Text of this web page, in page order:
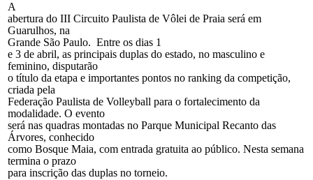
A
abertura do III Circuito Paulista de Vôlei de Praia será em
Guarulhos, na
Grande São Paulo. Entre os dias 1
e 3 de abril, as principais duplas do estado, no masculino e
feminino, disputarão
o título da etapa e importantes pontos no ranking da competição,
criada pela
Federação Paulista de Volleyball para o fortalecimento da
modalidade. O evento
será nas quadras montadas no Parque Municipal Recanto das
Árvores, conhecido
como Bosque Maia, com entrada gratuita ao público. Nesta semana
termina o prazo
para inscrição das duplas no torneio.